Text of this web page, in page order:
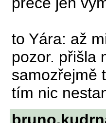
to Yára: až
pozor. přišla
samozřejmě
tím nic